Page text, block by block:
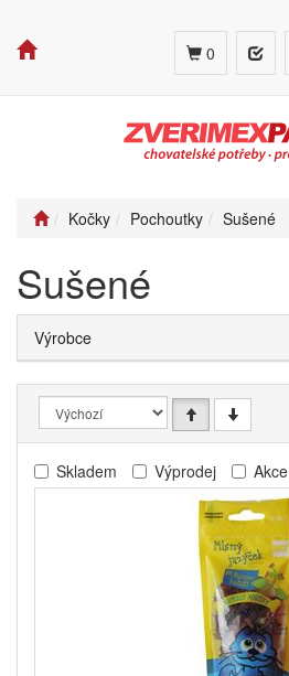
0
Kočky Pochoutky Sušené
Sušené
Výrobce
Skladem Výprodej Akce